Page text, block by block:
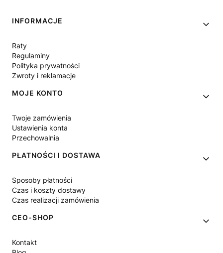
Linki w stopce
INFORMACJE
Raty
Regulaminy
Polityka prywatności
Zwroty i reklamacje
MOJE KONTO
Twoje zamówienia
Ustawienia konta
Przechowalnia
PŁATNOŚCI I DOSTAWA
Sposoby płatności
Czas i koszty dostawy
Czas realizacji zamówienia
CEO-SHOP
Kontakt